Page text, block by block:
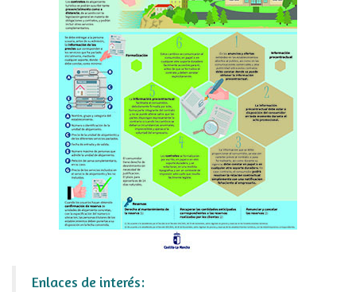
Enlaces de interés: